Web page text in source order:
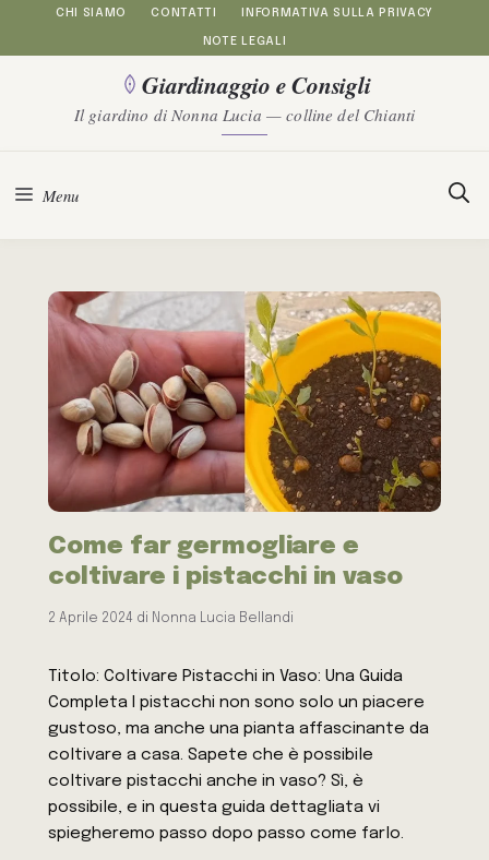
al
contenuto
CHI SIAMO CONTATTI INFORMATIVA SULLA PRIVACY
NOTE LEGALI
Giardinaggio e Consigli
Il giardino di Nonna Lucia — colline del Chianti
Menu
Come far germogliare e
coltivare i pistacchi in vaso
2 Aprile 2024 di Nonna Lucia Bellandi
Titolo: Coltivare Pistacchi in Vaso: Una Guida
Completa I pistacchi non sono solo un piacere
gustoso, ma anche una pianta affascinante da
coltivare a casa. Sapete che è possibile
coltivare pistacchi anche in vaso? Sì, è
possibile, e in questa guida dettagliata vi
spiegheremo passo dopo passo come farlo.